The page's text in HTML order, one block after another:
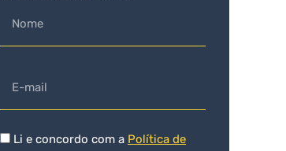
Li e concordo com a Política de